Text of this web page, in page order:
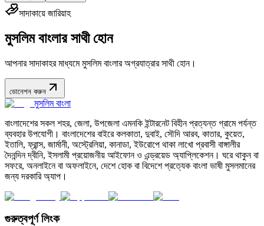
সাদাকায়ে জারিয়াহ
মুসলিম বাংলার সাথী হোন
আপনার সাদাকাহর মাধ্যমে মুসলিম বাংলার অগ্রযাত্রার সাথী হোন।
ডোনেশন করুন
মুসলিম বাংলা
বাংলাদেশের সকল শহর, জেলা, উপজেলা এমনকি ইন্টারনেট বিহীন প্রত্যন্ত গ্রামে পর্যন্ত
ব্যবহার উপযোগী। বাংলাদেশের বাইরে কলকাতা, দুবাই, সৌদি আরব, কাতার, কুয়েত,
ইতালি, ফ্রান্স, জার্মানী, অস্ট্রেলিয়া, কানাডা, ইউরোপে থাকা লাখো প্রবাসী বাঙ্গালীর
দৈনন্দিন দ্বীনি, ইসলামী প্রয়োজনীয় আইফোন ও এন্ড্রয়েড অ্যাপ্লিকেশন। ঘরে থাকুন বা
সফরে, অনলাইনে বা অফলাইনে, দেশে হোক বা বিদেশে প্রত্যেক বাংলা ভাষী মুসলমানের
জন্য দরকারি অ্যাপ।
গুরুত্বপূর্ণ লিংক